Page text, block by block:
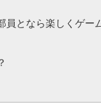
員となら楽しくゲー